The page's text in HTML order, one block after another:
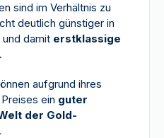
sind im Verhältnis zu
deutlich günstiger in
damit erstklassige
.
aufgrund ihres
ein guter
der Gold-